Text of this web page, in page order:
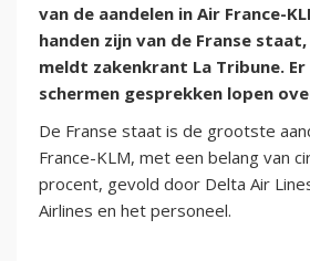
van de aandelen in Air France-
handen zijn van de Franse
meldt zakenkrant La Tribune.
schermen gesprekken lopen
De Franse staat is de grootste
France-KLM, met een belang van
procent, gevold door Delta Air
Airlines en het personeel.